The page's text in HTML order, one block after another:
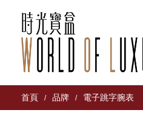
首頁 / 品牌 / 電子跳字腕表